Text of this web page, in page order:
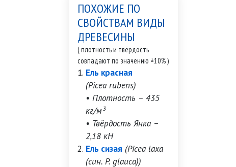
ПОХОЖИЕ ПО
СВОЙСТВАМ ВИДЫ
ДРЕВЕСИНЫ
( плотность и твёрдость
совпадают по значению ±10% )
Ель красная
(Picea rubens)
• Плотность – 435
кг/м³
• Твёрдость Янка –
2,18 кН
Ель сизая (Picea laxa
(син. P. glauca))